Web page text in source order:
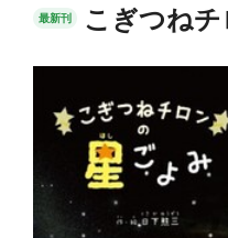
最新刊 こぎつね